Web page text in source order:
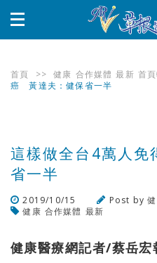
首頁 >> 健康 合作媒體 最新 首
癌 黃達夫：健保省一半
這樣做全台4萬人
省一半
2019/10/15 Post by
健康 合作媒體 最新
健康醫療網記者/蔡岳宏